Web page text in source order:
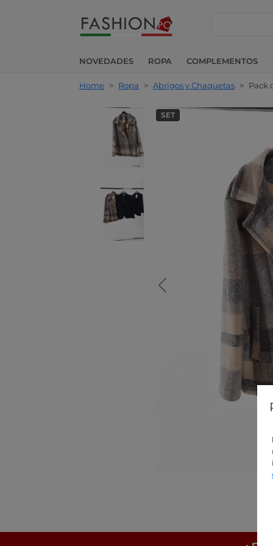
NOVEDADES ROPA COMPLEMENTOS
Home > Ropa > Abrigos y Chaquetas > Pack
SET